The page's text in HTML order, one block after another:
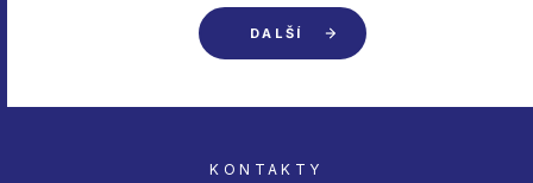
DALŠÍ
KONTAKTY